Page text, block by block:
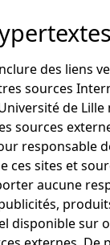
des liens
sources
de
sources
responsable
ces sites et
aucune
disponible sur